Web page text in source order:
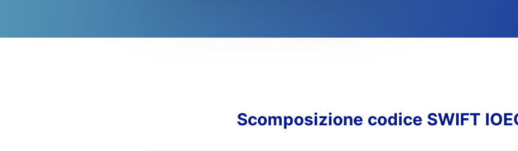
Scomposizione codice SWIFT